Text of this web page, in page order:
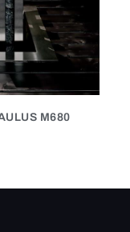
M680